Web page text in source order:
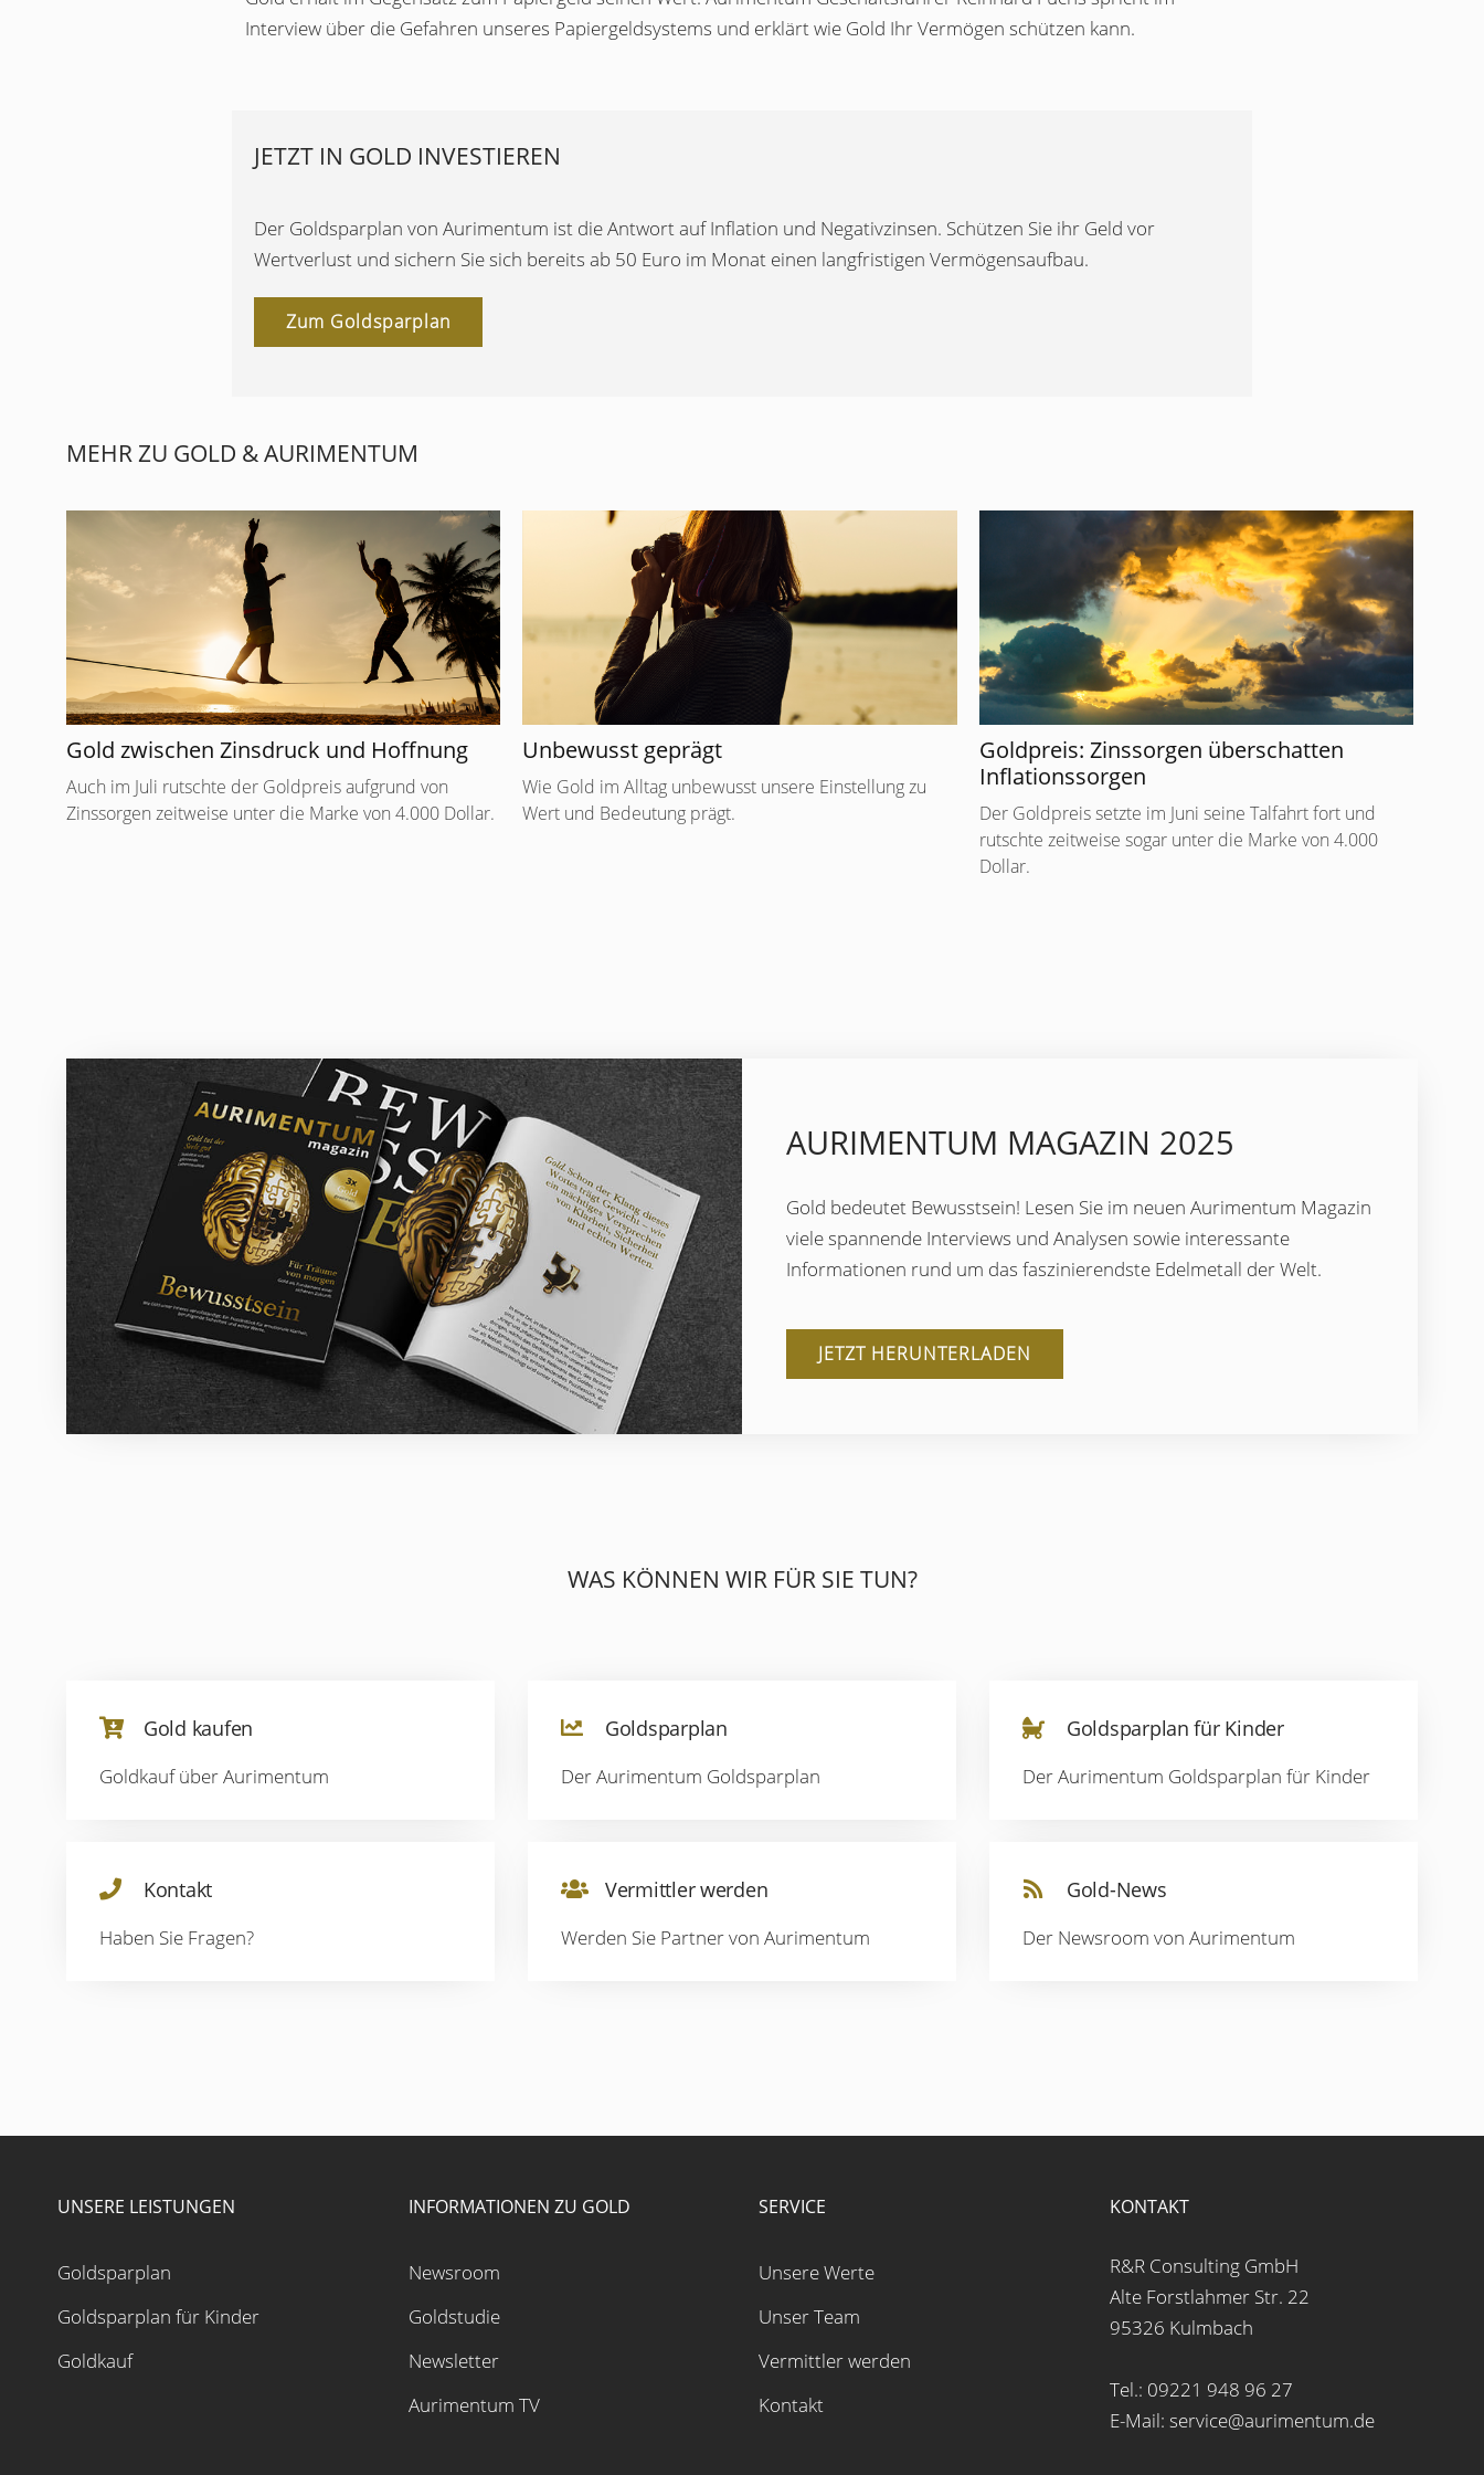
Interview über die Gefahren unseres Papiergeldsystems und erklärt wie Gold Ihr Vermögen schützen kann.
JETZT IN GOLD INVESTIEREN
Der Goldsparplan von Aurimentum ist die Antwort auf Inflation und Negativzinsen. Schützen Sie ihr Geld vor
Wertverlust und sichern Sie sich bereits ab 50 Euro im Monat einen langfristigen Vermögensaufbau.
Zum Goldsparplan
MEHR ZU GOLD & AURIMENTUM
Gold zwischen Zinsdruck und Hoffnung
Auch im Juli rutschte der Goldpreis aufgrund von
Zinssorgen zeitweise unter die Marke von 4.000 Dollar.
Unbewusst geprägt
Wie Gold im Alltag unbewusst unsere Einstellung zu
Wert und Bedeutung prägt.
Goldpreis: Zinssorgen überschatten
Inflationssorgen
Der Goldpreis setzte im Juni seine Talfahrt fort und
rutschte zeitweise sogar unter die Marke von 4.000
Dollar.
AURIMENTUM MAGAZIN 2025
Gold bedeutet Bewusstsein! Lesen Sie im neuen Aurimentum Magazin
viele spannende Interviews und Analysen sowie interessante
Informationen rund um das faszinierendste Edelmetall der Welt.
JETZT HERUNTERLADEN
WAS KÖNNEN WIR FÜR SIE TUN?
Gold kaufen
Goldkauf über Aurimentum
Goldsparplan
Der Aurimentum Goldsparplan
Goldsparplan für Kinder
Der Aurimentum Goldsparplan für Kinder
Kontakt
Haben Sie Fragen?
Vermittler werden
Werden Sie Partner von Aurimentum
Gold-News
Der Newsroom von Aurimentum
UNSERE LEISTUNGEN
Goldsparplan
Goldsparplan für Kinder
Goldkauf
INFORMATIONEN ZU GOLD
Newsroom
Goldstudie
Newsletter
Aurimentum TV
SERVICE
Unsere Werte
Unser Team
Vermittler werden
Kontakt
KONTAKT
R&R Consulting GmbH
Alte Forstlahmer Str. 22
95326 Kulmbach
Tel.: 09221 948 96 27
E-Mail: service@aurimentum.de